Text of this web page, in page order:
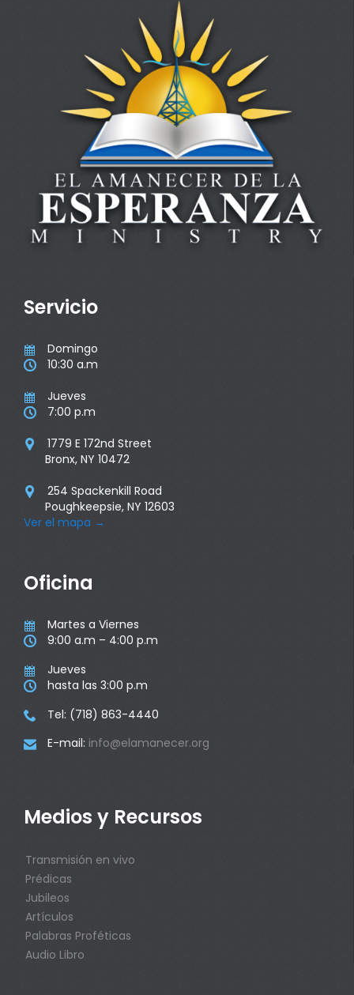
Servicio
 Domingo
 10:30 a.m
 Jueves
 7:00 p.m

1779 E 172nd Street
Bronx, NY 10472

254 Spackenkill Road
Poughkeepsie, NY 12603
Ver el mapa →
Oficina
 Martes a Viernes
 9:00 a.m – 4:00 p.m
 Jueves
 hasta las 3:00 p.m
 Tel: (718) 863-4440
 E-mail: info@elamanecer.org
Medios y Recursos
Transmisión en vivo
Prédicas
Jubileos
Artículos
Palabras Proféticas
Audio Libro